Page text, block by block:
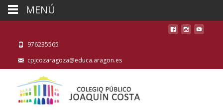
976235565
cpjcozaragoza@educa.aragon.es
MENÚ